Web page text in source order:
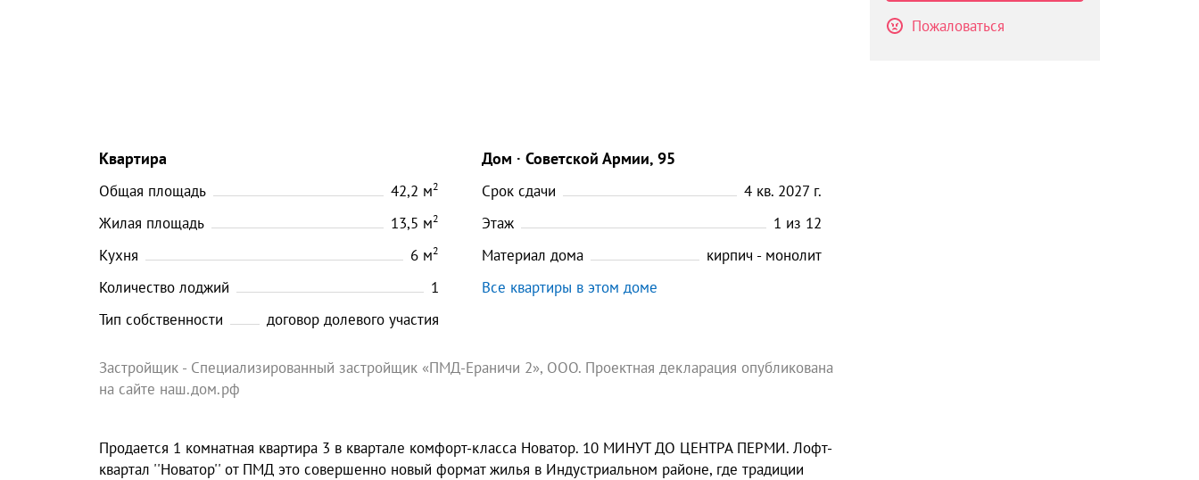
Квартира
Общая площадь 42,2 м2
Жилая площадь 13,5 м2
Кухня 6 м2
Количество лоджий
1
Тип собственности
договор долевого участия
Дом Советской Армии, 95
Срок сдачи
4 кв. 2027 г.
Этаж
1 из 12
Материал дома
кирпич - монолит
Все квартиры в этом доме
Застройщик - Специализированный застройщик «ПМД-Ераничи 2», ООО. Проектная декларация опубликована
на сайте наш.дом.рф
Продается 1 комнатная квартира 3 в квартале комфорт-класса Новатор. 10 МИНУТ ДО ЦЕНТРА ПЕРМИ. Лофт-
квартал ''Новатор'' от ПМД это совершенно новый формат жилья в Индустриальном районе, где традиции
Пожаловаться